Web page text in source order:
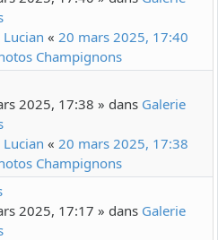
Lucian « 20 mars 2025, 17:40
Champignons
2025, 17:38 » dans Galerie
Lucian « 20 mars 2025, 17:38
Champignons
2025, 17:17 » dans Galerie